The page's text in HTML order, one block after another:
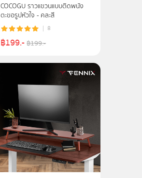
COCOGU ราวแขวนแบบติดพนัง
ตะขอรูปหัวใจ - คละสี
8
฿199.-฿199.-